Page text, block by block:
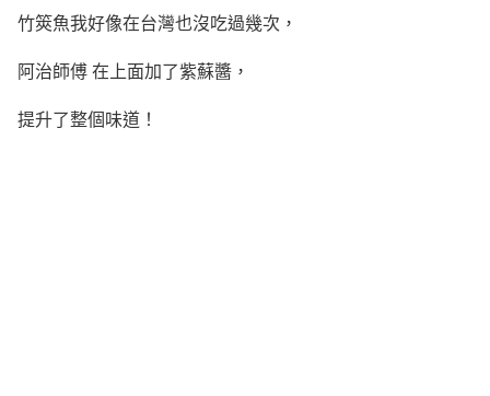
竹筴魚我好像在台灣也沒吃過幾次，
阿治師傅 在上面加了紫蘇醬，
提升了整個味道！